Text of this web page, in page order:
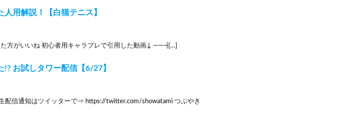
用解説！【白猫テニス】
方がいいね 初心者用キャラプレで引用した動画↓ ———̵[…]
!? お試しタワー配信【6/27】
配信通知はツイッターで⇒ https://twitter.com/showatami つぶやき